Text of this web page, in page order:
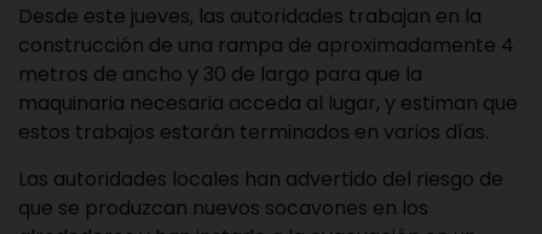
Desde este jueves, las autoridades trabajan en la
construcción de una rampa de aproximadamente 4
metros de ancho y 30 de largo para que la
maquinaria necesaria acceda al lugar, y estiman que
estos trabajos estarán terminados en varios días.
Las autoridades locales han advertido del riesgo de
que se produzcan nuevos socavones en los